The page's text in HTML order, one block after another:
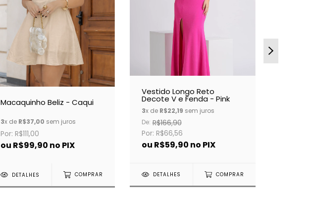
Macaquinho Beliz - Caqui
3x de R$37,00 sem juros
Por: R$111,00
ou R$99,90 no PIX
DETALHES COMPRAR
Vestido Longo Reto
Decote V e Fenda - Pink
3x de R$22,19 sem juros
De: R$166,90
Por: R$66,56
ou R$59,90 no PIX
DETALHES COMPRAR